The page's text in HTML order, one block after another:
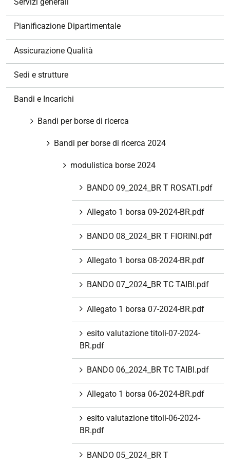
Pianificazione Dipartimentale
Assicurazione Qualità
Sedi e strutture
Bandi e Incarichi
Bandi per borse di ricerca
Bandi per borse di ricerca 2024
modulistica borse 2024
BANDO 09_2024_BR T ROSATI.pdf
Allegato 1 borsa 09-2024-BR.pdf
BANDO 08_2024_BR T FIORINI.pdf
Allegato 1 borsa 08-2024-BR.pdf
BANDO 07_2024_BR TC TAIBI.pdf
Allegato 1 borsa 07-2024-BR.pdf
esito valutazione titoli-07-2024-
BR.pdf
BANDO 06_2024_BR TC TAIBI.pdf
Allegato 1 borsa 06-2024-BR.pdf
esito valutazione titoli-06-2024-
BR.pdf
BANDO 05_2024_BR T